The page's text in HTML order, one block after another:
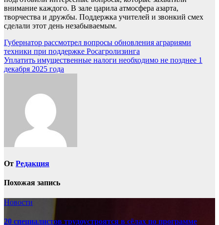
внимание каждого. В зале царила атмосфера азарта,
творчества и дружбы. Поддержка учителей и звонкий смех
сделали этот день незабываемым.
Навигация
по
записям
Губернатор рассмотрел вопросы обновления аграриями
техники при поддержке Росагролизинга
Уплатить имущественные налоги необходимо не позднее 1
декабря 2025 года
От Редакция
Похожая запись
Новости
20 специалистов трудоустроятся в сёлах по программе